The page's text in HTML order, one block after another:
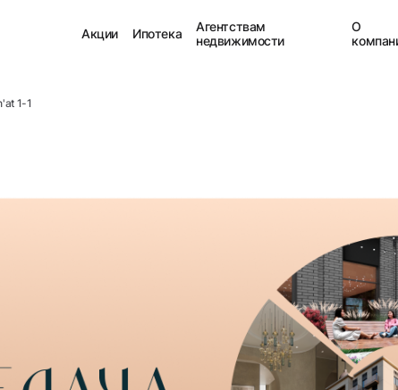
Акции Ипотека
Агентствам
недвижимости
О
1-1